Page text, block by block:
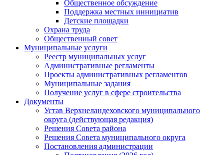
Общественное обсуждение
Поддержка местных иннициатив
Детские площадки
Охрана труда
Общественный совет
Муниципальные услуги
Реестр муниципальных услуг
Административные регламенты
Проекты административных регламентов
Муниципальные задания
Получение услуг в сфере строительства
Документы
Устав Верхнеландеховского муниципального
округа (действующая редакция)
Решения Совета района
Решения Совета муниципального округа
Постановления администрации